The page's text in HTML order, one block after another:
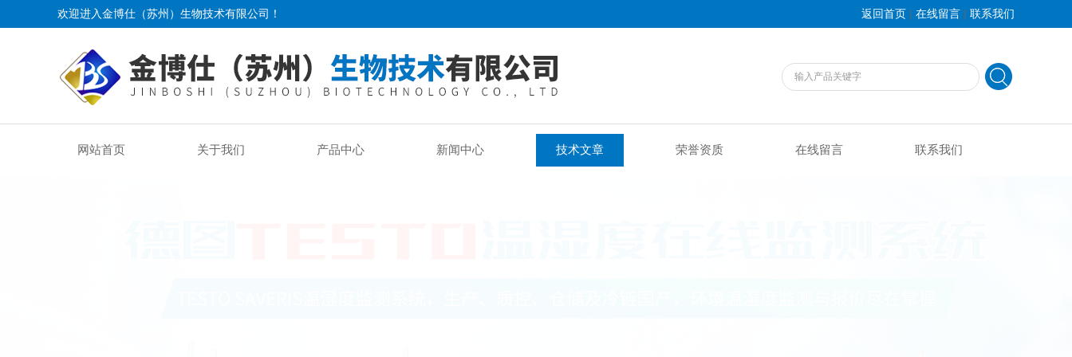
欢迎进入金博仕（苏州）生物技术有限公司！ 返回首页 | 在线留言 | 联系我们
网站首页 关于我们 产品中心 新闻中心 技术文章 荣誉资质 在线留言 联系我们